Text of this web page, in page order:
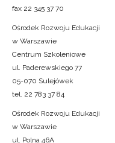
fax 22 345 37 70
Ośrodek Rozwoju Edukacji
w Warszawie
Centrum Szkoleniowe
ul. Paderewskiego 77
05-070 Sulejówek
tel. 22 783 37 84
Ośrodek Rozwoju Edukacji
w Warszawie
ul. Polna 46A